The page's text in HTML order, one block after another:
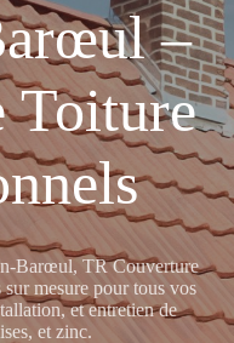
–
Toiture
Barœul, TR Couverture
mesure pour tous vos
et entretien de
et zinc.